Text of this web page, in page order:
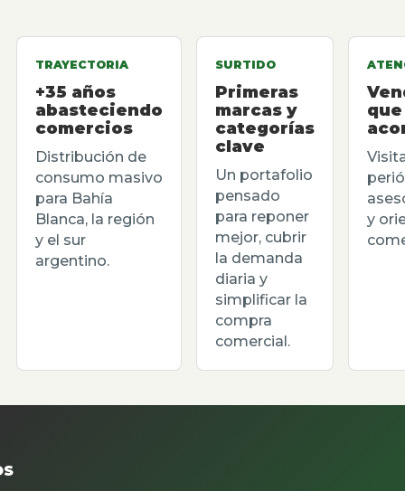
TRAYECTORIA
+35 años
abasteciendo
comercios
Distribución de
consumo masivo
para Bahía
Blanca, la región
y el sur
argentino.
SURTIDO
Primeras
marcas y
categorías
clave
Un portafolio
pensado
para reponer
mejor, cubrir
la demanda
diaria y
simplificar la
compra
comercial.
que
y